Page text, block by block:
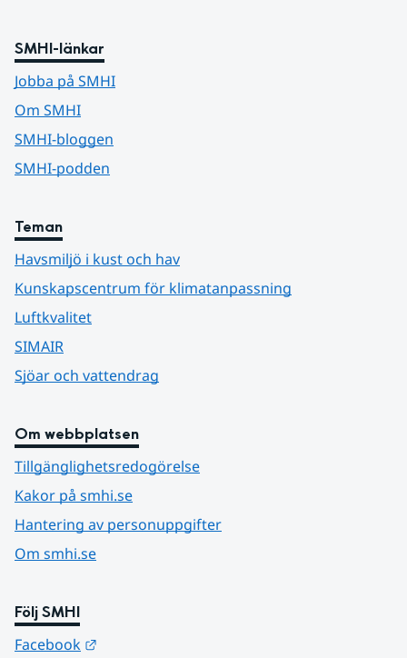
SMHI-länkar
Jobba på SMHI
Om SMHI
SMHI-bloggen
SMHI-podden
Teman
Havsmiljö i kust och hav
Kunskapscentrum för klimatanpassning
Luftkvalitet
SIMAIR
Sjöar och vattendrag
Om webbplatsen
Tillgänglighetsredogörelse
Kakor på smhi.se
Hantering av personuppgifter
Om smhi.se
Följ SMHI
Facebook